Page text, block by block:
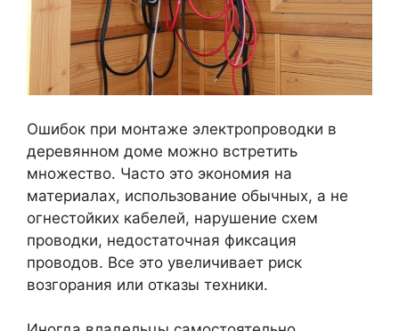
Ошибок при монтаже электропроводки в
деревянном доме можно встретить
множество. Часто это экономия на
материалах, использование обычных, а не
огнестойких кабелей, нарушение схем
проводки, недостаточная фиксация
проводов. Все это увеличивает риск
возгорания или отказы техники.